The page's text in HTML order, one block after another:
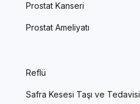
Prostat Kanseri
Prostat Ameliyatı
Reflü
Safra Kesesi Taşı ve Tedavisi